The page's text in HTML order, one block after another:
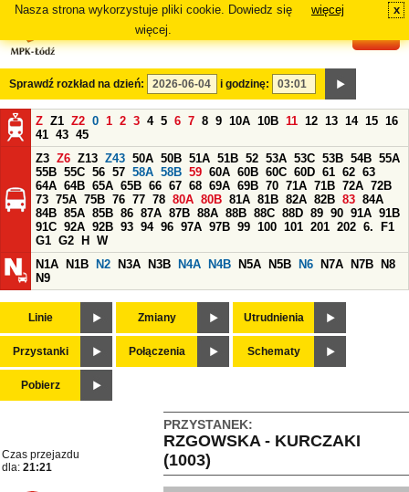
Nasza strona wykorzystuje pliki cookie. Dowiedz się
więcej.
więcej x
Sprawdź rozkład na dzień: i godzinę:
Z Z1 Z2 0 1 2 3 4 5 6 7 8 9 10A 10B 11 12 13 14 15 16
41 43 45
Z3 Z6 Z13 Z43 50A 50B 51A 51B 52 53A 53C 53B 54B 55A
55B 55C 56 57 58A 58B 59 60A 60B 60C 60D 61 62 63
64A 64B 65A 65B 66 67 68 69A 69B 70 71A 71B 72A 72B
73 75A 75B 76 77 78 80A 80B 81A 81B 82A 82B 83 84A
84B 85A 85B 86 87A 87B 88A 88B 88C 88D 89 90 91A 91B
91C 92A 92B 93 94 96 97A 97B 99 100 101 201 202 6.
F1
G1 G2 H
W
N1A
N1B N2 N3A N3B N4A N4B N5A N5B N6 N7A N7B
N8
N9
Linie Zmiany Utrudnienia
Przystanki Połączenia Schematy
Pobierz
PRZYSTANEK:
RZGOWSKA - KURCZAKI
(1003)
Czas przejazdu
dla: 21:21